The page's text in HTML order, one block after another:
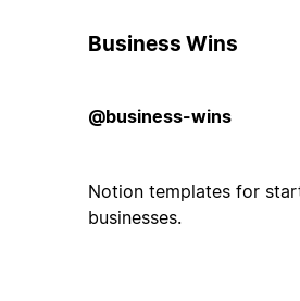
Business Wins
@business-wins
Notion templates for
businesses.